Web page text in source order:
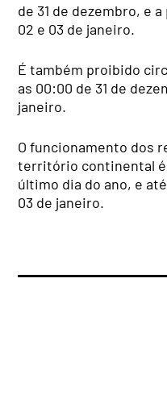
de 31 de dezembro, e
02 e 03 de janeiro.
É também proibido
as 00:00 de 31 de
janeiro.
O funcionamento dos
território continental
último dia do ano, e
03 de janeiro.